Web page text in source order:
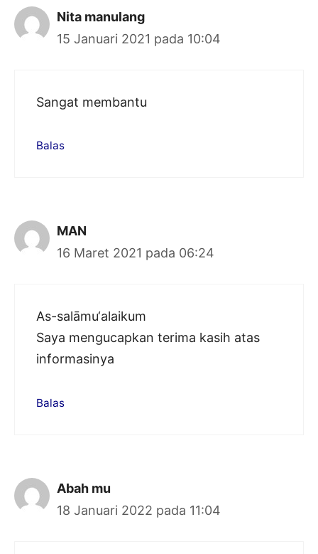
Nita manulang
15 Januari 2021 pada 10:04
Sangat membantu
Balas
MAN
16 Maret 2021 pada 06:24
As-salāmu‘alaikum
Saya mengucapkan terima kasih atas
informasinya
Balas
Abah mu
18 Januari 2022 pada 11:04